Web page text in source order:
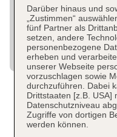
Darüber hinaus und
„Zustimmen“
fünf Partner als
setzen, andere
personenbezogene
erheben und
unserer Webseite
vorzuschlagen sowie
durchzuführen. Dabei
Drittstaaten [z.B. USA]
Datenschutzniveau
Zugriffe von dortigen
werden können.